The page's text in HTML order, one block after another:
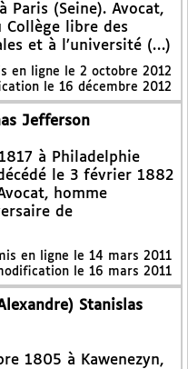
Paris (Seine). Avocat,
Collège libre des
et à l’université (…)
en ligne le 2 octobre 2012
le 16 décembre 2012
Jefferson
à Philadelphie
le 3 février 1882
homme
de
en ligne le 14 mars 2011
le 16 mars 2011
Stanislas
1805 à Kawenezyn,